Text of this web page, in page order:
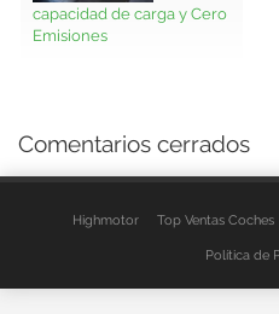
capacidad de carga y Cero
Emisiones
Comentarios cerrados
Highmotor Top Ventas Coches
Política de